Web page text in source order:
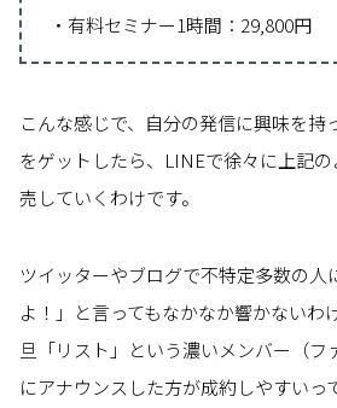
・有料セミナー1時間：29,800円
こんな感じで、自分の発信に興味を持
をゲットしたら、LINEで徐々に上記
売していくわけです。
ツイッターやブログで不特定多数の人
よ！」と言ってもなかなか響かないわ
旦「リスト」という濃いメンバー（フ
にアナウンスした方が成約しやすいっ